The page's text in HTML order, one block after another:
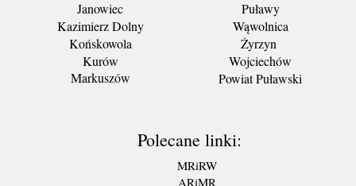
Janowiec
Kazimierz Dolny
Końskowola
Kurów
Markuszów
Puławy
Wąwolnica
Żyrzyn
Wojciechów
Powiat Puławski
Polecane linki:
MRiRW
ARiMR